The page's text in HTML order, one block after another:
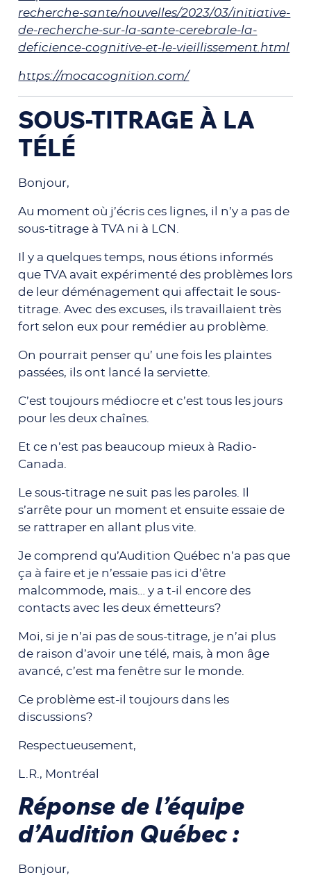
recherche-sante/nouvelles/2023/03/initiative-
de-recherche-sur-la-sante-cerebrale-la-
deficience-cognitive-et-le-vieillissement.html
https://mocacognition.com/
SOUS-TITRAGE À LA
TÉLÉ
Bonjour,
Au moment où j’écris ces lignes, il n’y a pas de
sous-titrage à TVA ni à LCN.
Il y a quelques temps, nous étions informés
que TVA avait expérimenté des problèmes lors
de leur déménagement qui affectait le sous-
titrage. Avec des excuses, ils travaillaient très
fort selon eux pour remédier au problème.
On pourrait penser qu’ une fois les plaintes
passées, ils ont lancé la serviette.
C’est toujours médiocre et c’est tous les jours
pour les deux chaînes.
Et ce n’est pas beaucoup mieux à Radio-
Canada.
Le sous-titrage ne suit pas les paroles. Il
s’arrête pour un moment et ensuite essaie de
se rattraper en allant plus vite.
Je comprend qu’Audition Québec n’a pas que
ça à faire et je n’essaie pas ici d’être
malcommode, mais… y a t-il encore des
contacts avec les deux émetteurs?
Moi, si je n’ai pas de sous-titrage, je n’ai plus
de raison d’avoir une télé, mais, à mon âge
avancé, c’est ma fenêtre sur le monde.
Ce problème est-il toujours dans les
discussions?
Respectueusement,
L.R., Montréal
Réponse de l’équipe
d’Audition Québec :
Bonjour,